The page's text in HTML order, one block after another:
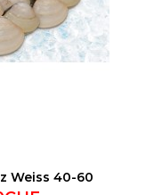
Weiss 40-60